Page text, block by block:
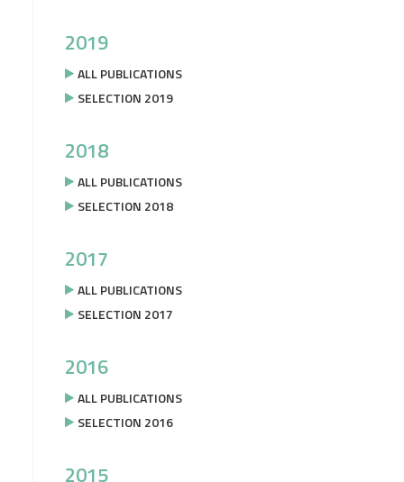
2019
ALL PUBLICATIONS
SELECTION 2019
2018
ALL PUBLICATIONS
SELECTION 2018
2017
ALL PUBLICATIONS
SELECTION 2017
2016
ALL PUBLICATIONS
SELECTION 2016
2015